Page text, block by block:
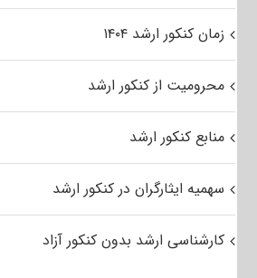
زمان کنکور ارشد ۱۴۰۴
محرومیت از کنکور ارشد
منابع کنکور ارشد
سهمیه ایثارگران در کنکور ارشد
کارشناسی ارشد بدون کنکور آزاد